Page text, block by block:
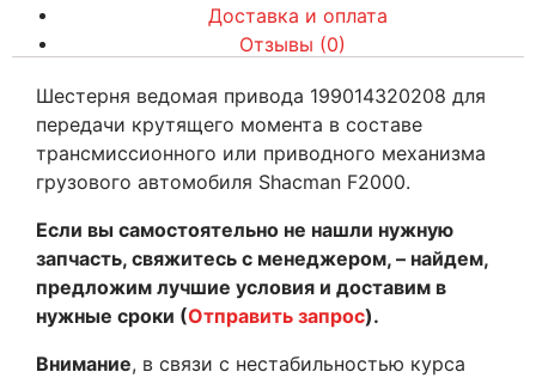
Доставка и оплата
Отзывы (0)
Шестерня ведомая привода 199014320208 для
передачи крутящего момента в составе
трансмиссионного или приводного механизма
грузового автомобиля Shacman F2000.
Если вы самостоятельно не нашли нужную
запчасть, свяжитесь с менеджером, – найдем,
предложим лучшие условия и доставим в
нужные сроки (Отправить запрос).
Внимание, в связи с нестабильностью курса